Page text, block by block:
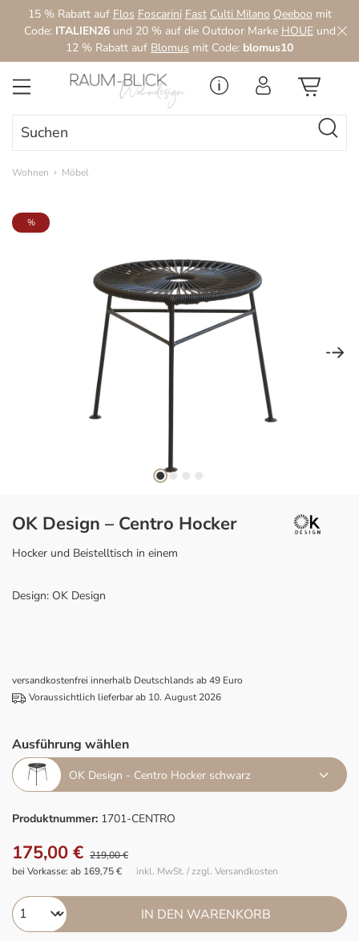
Zum Hauptinhalt springen
15 % Rabatt auf Flos Foscarini Fast Culti Milano Qeeboo mit
Code: ITALIEN26und 20 % auf die Outdoor Marke HOUEund
12 % Rabatt auf Blomus mit Code: blomus10
Wohnen Möbel
Bildergalerie überspringen
%
OK Design – Centro Hocker
Hocker und Beistelltisch in einem
Design: OK Design
versandkostenfrei innerhalb Deutschlands ab 49 Euro
Voraussichtlich lieferbar ab 10. August 2026
Ausführung wählen
OK Design - Centro Hocker schwarz
Produktnummer: 1701-CENTRO
175,00 € 219,00 €
inkl. MwSt. / zzgl. Versandkosten
bei Vorkasse: ab 169,75 €
IN DEN WARENKORB